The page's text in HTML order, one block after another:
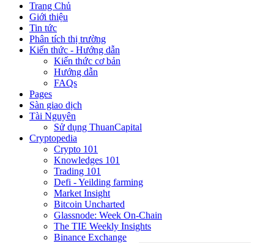
Trang Chủ
Giới thiệu
Tin tức
Phân tích thị trường
Kiến thức - Hướng dẫn
Kiến thức cơ bản
Hướng dẫn
FAQs
Pages
Sàn giao dịch
Tài Nguyên
Sử dụng ThuanCapital
Cryptopedia
Crypto 101
Knowledges 101
Trading 101
Defi - Yeilding farming
Market Insight
Bitcoin Uncharted
Glassnode: Week On-Chain
The TIE Weekly Insights
Binance Exchange